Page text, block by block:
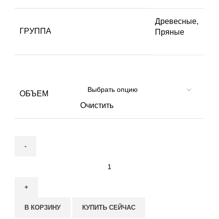
ГРУППА
Древесные,
Пряные
ОБЪЕМ
Очистить
Vertus
ElixirВ КОРЗИНУ КУПИТЬ СЕЙЧАС